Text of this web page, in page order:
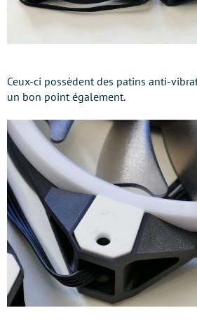
Ceux-ci possèdent des patins anti-
un bon point également.